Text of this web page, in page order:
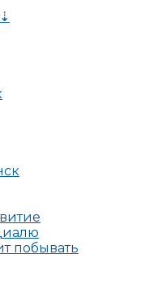
побывать